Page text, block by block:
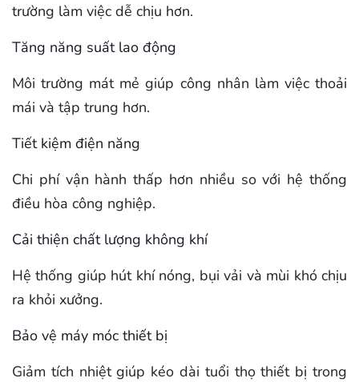
trường làm việc dễ chịu hơn.
Tăng năng suất lao động
Môi trường mát mẻ giúp công nhân làm việc thoải
mái và tập trung hơn.
Tiết kiệm điện năng
Chi phí vận hành thấp hơn nhiều so với hệ thống
điều hòa công nghiệp.
Cải thiện chất lượng không khí
Hệ thống giúp hút khí nóng, bụi vải và mùi khó chịu
ra khỏi xưởng.
Bảo vệ máy móc thiết bị
Giảm tích nhiệt giúp kéo dài tuổi thọ thiết bị trong